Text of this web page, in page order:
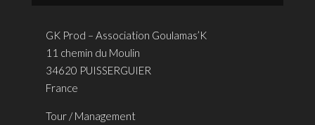
GK Prod – Association Goulamas’K
11 chemin du Moulin
34620 PUISSERGUIER
France
Tour / Management